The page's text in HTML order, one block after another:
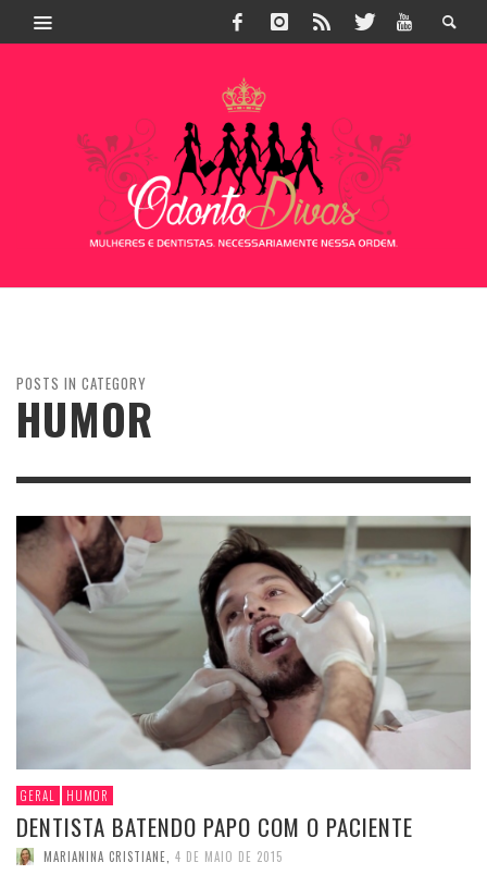
POSTS IN CATEGORY
HUMOR
GERAL HUMOR
DENTISTA BATENDO PAPO COM O PACIENTE
MARIANINA CRISTIANE 4 DE MAIO DE 2015